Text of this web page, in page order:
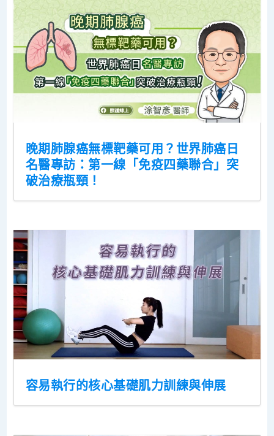
晚期肺腺癌無標靶藥可用？世界肺癌日
名醫專訪：第一線「免疫四藥聯合」突
破治療瓶頸！
容易執行的核心基礎肌力訓練與伸展